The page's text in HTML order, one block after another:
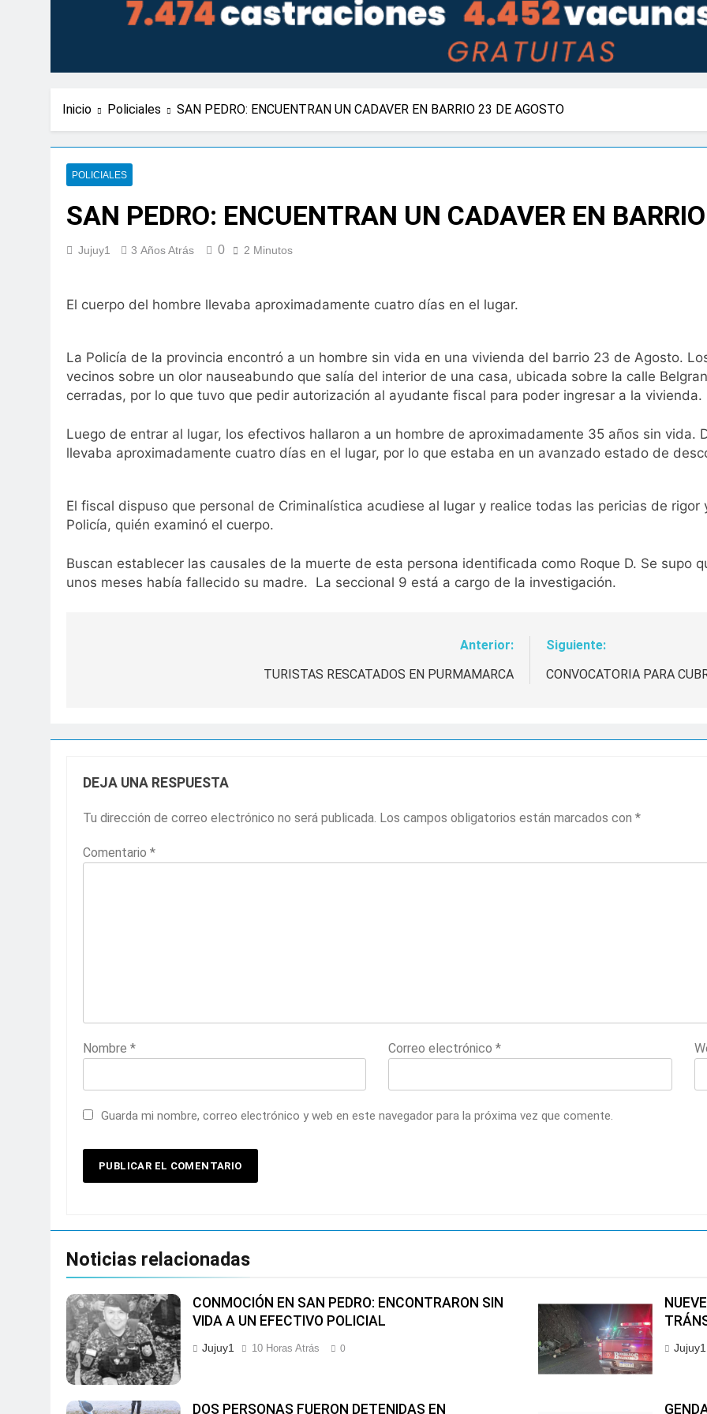
Inicio Policiales SAN PEDRO: ENCUENTRAN UN CADAVER EN BARRIO 23 DE AGOSTO
POLICIALES
SAN PEDRO: ENCUENTRAN UN CADAVER EN
Jujuy1 3 Años Atrás 0 2 Minutos
El cuerpo del hombre llevaba aproximadamente cuatro días en el lugar.
La Policía de la provincia encontró a un hombre sin vida en una vivienda del barrio 23 de Agosto.
vecinos sobre un olor nauseabundo que salía del interior de una casa, ubicada sobre la calle
cerradas, por lo que tuvo que pedir autorización al ayudante fiscal para poder ingresar a la vivienda.
Luego de entrar al lugar, los efectivos hallaron a un hombre de aproximadamente 35 años sin vida.
llevaba aproximadamente cuatro días en el lugar, por lo que estaba en un avanzado estado de
El fiscal dispuso que personal de Criminalística acudiese al lugar y realice todas las pericias de
Policía, quién examinó el cuerpo.
Buscan establecer las causales de la muerte de esta persona identificada como Roque D. Se supo
unos meses había fallecido su madre. La seccional 9 está a cargo de la investigación.
Anterior:
TURISTAS RESCATADOS EN PURMAMARCA
Siguiente:
CONVOCATORIA PARA
DEJA UNA RESPUESTA
Tu dirección de correo electrónico no será publicada. Los campos obligatorios están marcados con *
Comentario *
Nombre * Correo electrónico*
Guarda mi nombre, correo electrónico y web en este navegador para la próxima vez que comente.
Noticias relacionadas
CONMOCIÓN EN SAN PEDRO: ENCONTRARON SIN
VIDA A UN EFECTIVO POLICIAL
Jujuy1 10 Horas Atrás 0 Jujuy1
DOS PERSONAS FUERON DETENIDAS EN